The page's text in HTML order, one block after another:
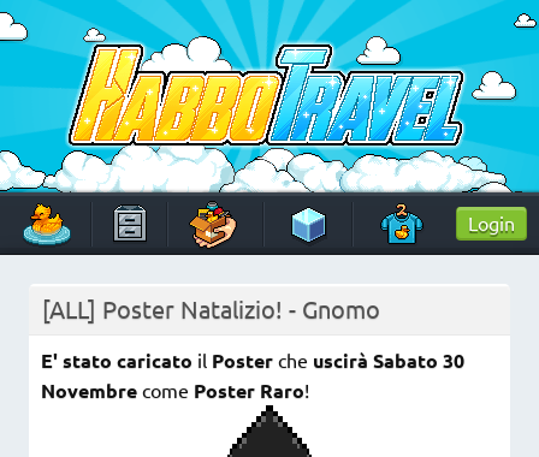
Skip
to
content
HabboTravel
Un viaggio di pixel!
Login
[ALL] Poster Natalizio! - Gnomo
E' stato caricato il Poster che uscirà Sabato 30
Novembre come Poster Raro!